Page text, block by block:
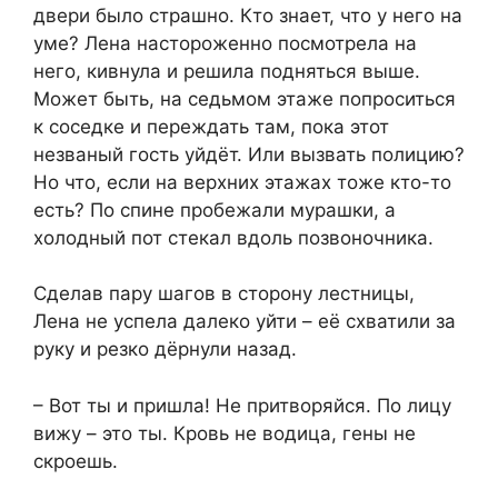
двери было страшно. Кто знает, что у него на
уме? Лена настороженно посмотрела на
него, кивнула и решила подняться выше.
Может быть, на седьмом этаже попроситься
к соседке и переждать там, пока этот
незваный гость уйдёт. Или вызвать полицию?
Но что, если на верхних этажах тоже кто-то
есть? По спине пробежали мурашки, а
холодный пот стекал вдоль позвоночника.
Сделав пару шагов в сторону лестницы,
Лена не успела далеко уйти – её схватили за
руку и резко дёрнули назад.
– Вот ты и пришла! Не притворяйся. По лицу
вижу – это ты. Кровь не водица, гены не
скроешь.